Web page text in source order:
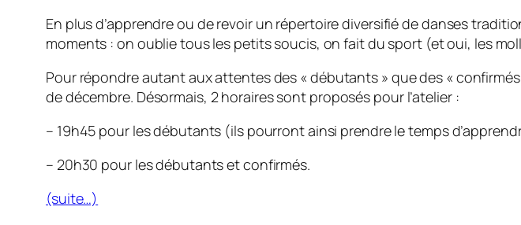
En plus d’apprendre ou de revoir un répertoire diversifié de danses
moments : on oublie tous les petits soucis, on fait du sport (et oui, les
Pour répondre autant aux attentes des « débutants » que des «
de décembre. Désormais, 2 horaires sont proposés pour l’atelier :
– 19h45 pour les débutants (ils pourront ainsi prendre le temps
– 20h30 pour les débutants et confirmés.
(suite…)